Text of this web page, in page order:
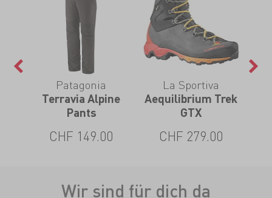
Patagonia
Terravia Alpine
Pants
CHF 149.00
La Sportiva
Aequilibrium Trek
GTX
CHF 279.00
Wir sind für dich da